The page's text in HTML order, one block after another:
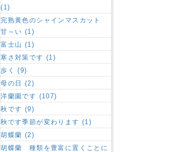
(1)
完熟黄色のシャインマスカット
甘～い (1)
富士山 (1)
寒さ対策です (1)
歩く (9)
母の日 (2)
洋蘭園です (107)
秋です (9)
秋です季節が変わります (1)
胡蝶蘭 (2)
胡蝶蘭 種類を豊富に置くことに